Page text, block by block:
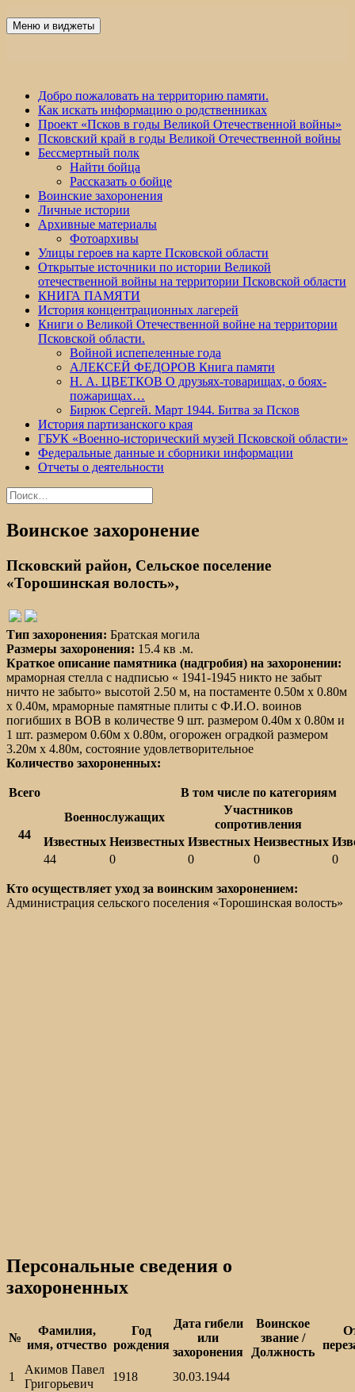
Победа 60
Меню и виджеты
Добро пожаловать на территорию памяти.
Как искать информацию о родственниках
Проект «Псков в годы Великой Отечественной войны»
Псковский край в годы Великой Отечественной войны
Бессмертный полк
Найти бойца
Рассказать о бойце
Воинские захоронения
Личные истории
Архивные материалы
Фотоархивы
Улицы героев на карте Псковской области
Открытые источники по истории Великой
отечественной войны на территории Псковской области
КНИГА ПАМЯТИ
История концентрационных лагерей
Книги о Великой Отечественной войне на территории
Псковской области.
Войной испепеленные года
АЛЕКСЕЙ ФЕДОРОВ Книга памяти
Н. А. ЦВЕТКОВ О друзьях-товарищах, о боях-
пожарищах…
Бирюк Сергей. Март 1944. Битва за Псков
История партизанского края
ГБУК «Военно-исторический музей Псковской области»
Федеральные данные и сборники информации
Отчеты о деятельности
Найти:
Воинское захоронение
Псковский район, Сельское поселение
«Торошинская волость»,
Тип захоронения: Братская могила
Размеры захоронения: 15.4 кв .м.
Краткое описание памятника (надгробия) на захоронении:
мраморная стелла с надписью « 1941-1945 никто не забыт
ничто не забыто» высотой 2.50 м, на постаменте 0.50м х 0.80м
х 0.40м, мраморные памятные плиты с Ф.И.О. воинов
погибших в ВОВ в количестве 9 шт. размером 0.40м х 0.80м и
1 шт. размером 0.60м х 0.80м, огорожен оградкой размером
3.20м х 4.80м, состояние удовлетворительное
Количество захороненных:
Всего В том числе по категориям
44
Военнослужащих
Участников
сопротивления
Известных Неизвестных Известных Неизвестных
44
0 0 0 0
Кто осуществляет уход за воинским захоронением:
Администрация сельского поселения «Торошинская волость»
Персональные сведения о
захороненных
№
Фамилия,
имя, отчество
Год
рождения
Дата гибели
или
захоронения
Воинское
звание /
Должность
1
Акимов Павел
Григорьевич
1918 30.03.1944